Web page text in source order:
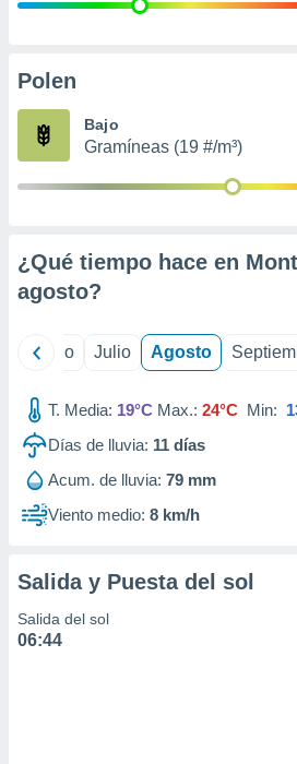
publicidad
de
Polen
Bajo
Gramíneas (19 #/m³)
¿Qué tiempo hace en
agosto?
Junio Julio Agosto
T. Media: 19°C Max.: 24°C Min:
Días de lluvia: 11 días
Acum. de lluvia: 79 mm
Viento medio: 8 km/h
Salida y Puesta del sol
Salida del sol
06:44